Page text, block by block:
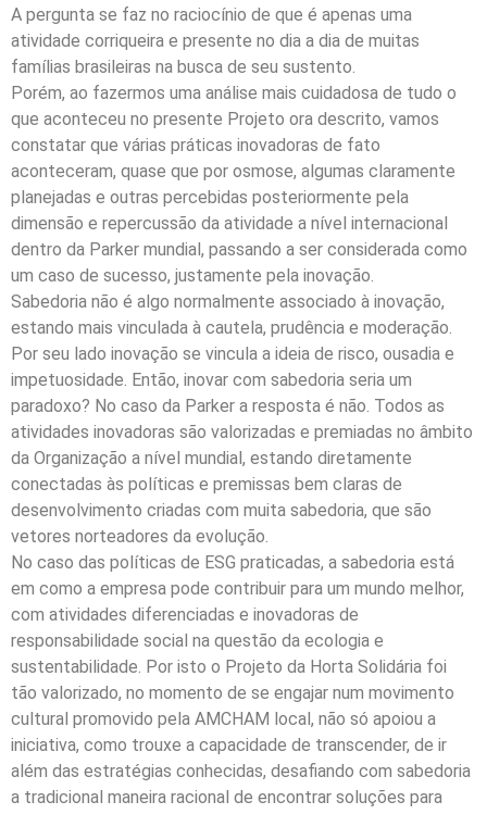
A pergunta se faz no raciocínio de que é apenas uma
atividade corriqueira e presente no dia a dia de muitas
famílias brasileiras na busca de seu sustento.
Porém, ao fazermos uma análise mais cuidadosa de tudo o
que aconteceu no presente Projeto ora descrito, vamos
constatar que várias práticas inovadoras de fato
aconteceram, quase que por osmose, algumas claramente
planejadas e outras percebidas posteriormente pela
dimensão e repercussão da atividade a nível internacional
dentro da Parker mundial, passando a ser considerada como
um caso de sucesso, justamente pela inovação.
Sabedoria não é algo normalmente associado à inovação,
estando mais vinculada à cautela, prudência e moderação.
Por seu lado inovação se vincula a ideia de risco, ousadia e
impetuosidade. Então, inovar com sabedoria seria um
paradoxo? No caso da Parker a resposta é não. Todos as
atividades inovadoras são valorizadas e premiadas no âmbito
da Organização a nível mundial, estando diretamente
conectadas às políticas e premissas bem claras de
desenvolvimento criadas com muita sabedoria, que são
vetores norteadores da evolução.
No caso das políticas de ESG praticadas, a sabedoria está
em como a empresa pode contribuir para um mundo melhor,
com atividades diferenciadas e inovadoras de
responsabilidade social na questão da ecologia e
sustentabilidade. Por isto o Projeto da Horta Solidária foi
tão valorizado, no momento de se engajar num movimento
cultural promovido pela AMCHAM local, não só apoiou a
iniciativa, como trouxe a capacidade de transcender, de ir
além das estratégias conhecidas, desafiando com sabedoria
a tradicional maneira racional de encontrar soluções para